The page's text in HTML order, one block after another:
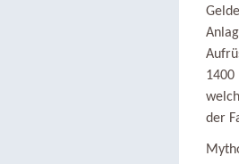
der